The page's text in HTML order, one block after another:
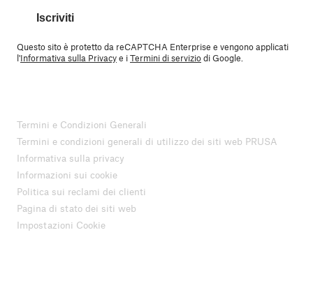
Iscriviti
Questo sito è protetto da reCAPTCHA Enterprise e vengono applicati
l'Informativa sulla Privacye iTermini di serviziodi Google.
Termini e Condizioni Generali
Termini e condizioni generali di utilizzo dei siti web PRUSA
Informativa sulla privacy
Informazioni sui cookie
Politica sui reclami dei clienti
Pagina di stato dei siti web
Impostazioni Cookie